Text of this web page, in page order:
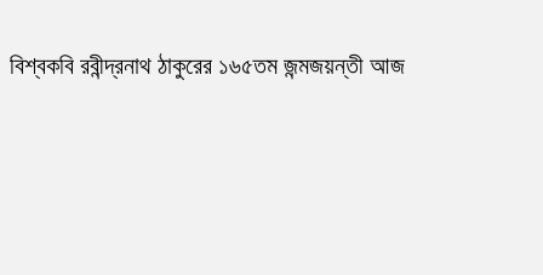
বিশ্বকবি রবীন্দ্রনাথ ঠাকুরের ১৬৫তম জন্মজয়ন্তী আজ